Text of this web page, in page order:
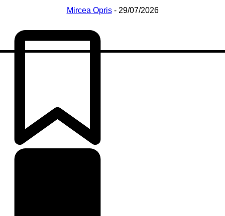
Mircea Opris - 29/07/2026